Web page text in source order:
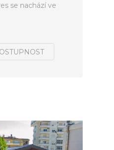
se nachází ve